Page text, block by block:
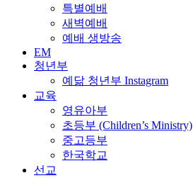
특별예배
새벽예배
예배 생방송
EM
청년부
예닮 청년부 Instagram
교육
영유아부
초등부 (Children’s Ministry)
중고등부
한국학교
선교